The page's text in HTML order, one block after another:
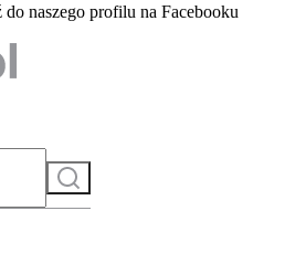
się w nowej karcie
do naszego profilu na Facebooku
Szukaj
do serwisu